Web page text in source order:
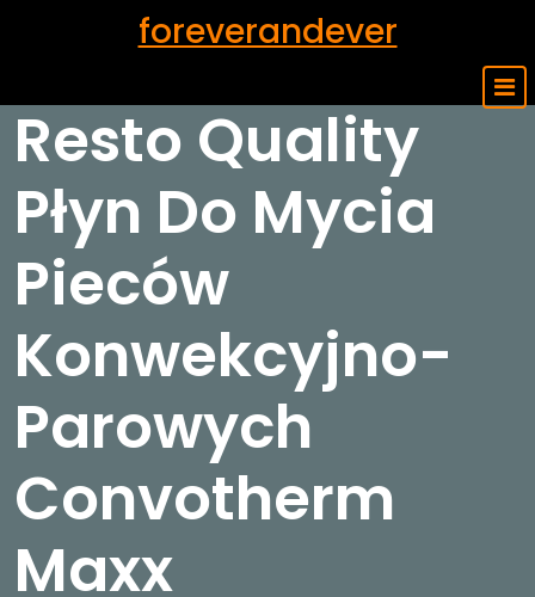
foreverandever
Resto Quality
Płyn Do Mycia
Pieców
Konwekcyjno-
Parowych
Convotherm
Maxx